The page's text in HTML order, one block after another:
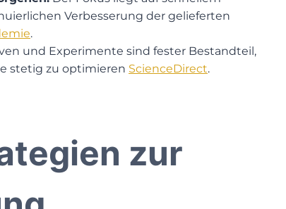
Verbesserung der gelieferten
.
und Experimente sind fester Bestandteil,
stetig zu optimieren​ ScienceDirect.
zur